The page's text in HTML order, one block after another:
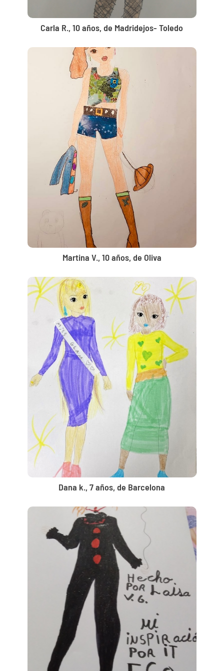
Carla R., 10 años, de Madridejos- Toledo
Martina V., 10 años, de Oliva
Dana k., 7 años, de Barcelona